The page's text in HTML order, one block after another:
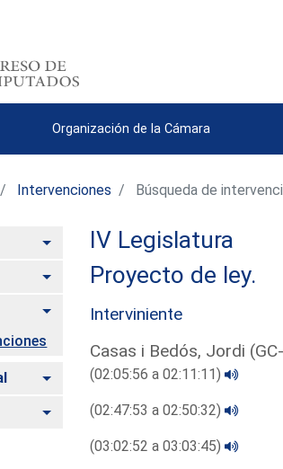
Organización de la Cámara
Intervenciones Búsqueda de
Alternar
Alternar
Alternar
Alternar
Alternar
IV Legislatura
Proyecto de ley.
Interviniente
Casas i Bedós, Jordi
(02:05:56 a 02:11:11)
(02:47:53 a 02:50:32)
(03:02:52 a 03:03:45)